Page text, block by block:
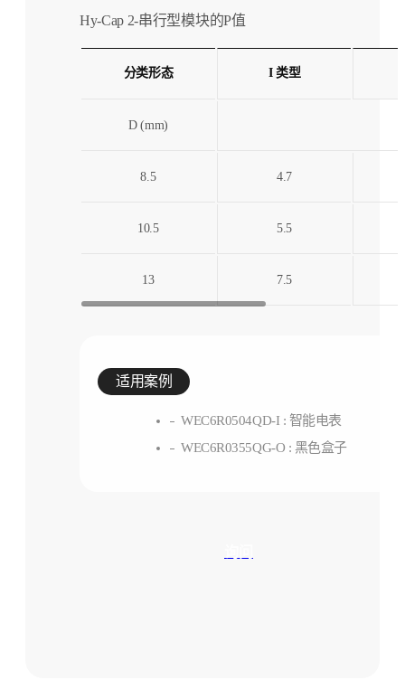
Hy-Cap 2-串行型模块的P值
分类形态 I 类型
D (mm)
8.5 4.7
10.5 5.5
13 7.5
适用案例
WEC6R0504QD-I : 智能电表
WEC6R0355QG-O : 黑色盒子